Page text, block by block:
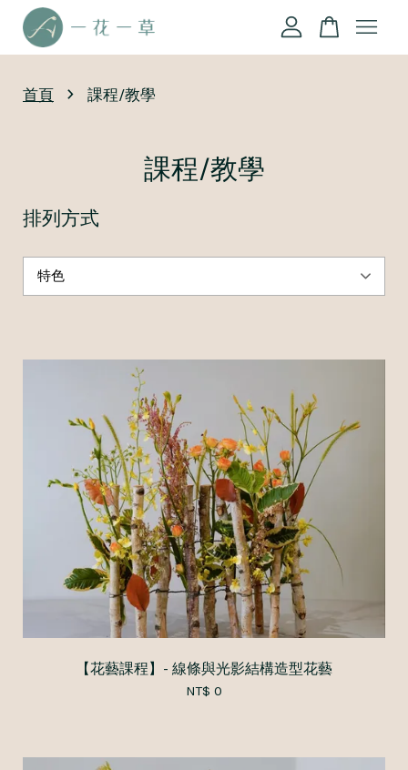
首頁 › 課程/教學
課程/教學
排列方式
【花藝課程】- 線條與光影結構造型花藝
NT$ 0
您的購物車目前還是空的。